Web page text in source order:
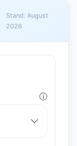
Stand: August
2026